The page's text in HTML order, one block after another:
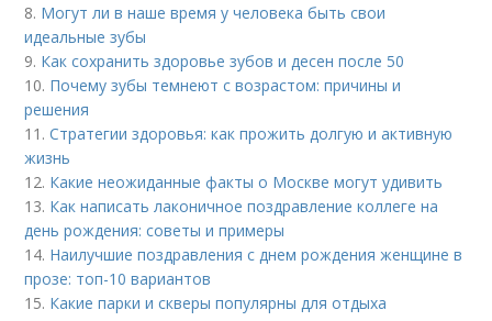
8. Могут ли в наше время у человека быть свои
идеальные зубы
9. Как сохранить здоровье зубов и десен после 50
10. Почему зубы темнеют с возрастом: причины и
решения
11.Стратегии здоровья: как прожить долгую и активную
жизнь
12. Какие неожиданные факты о Москве могут удивить
13. Как написать лаконичное поздравление коллеге на
день рождения: советы и примеры
14. Наилучшие поздравления с днем рождения женщине в
прозе: топ-10 вариантов
15. Какие парки и скверы популярны для отдыха